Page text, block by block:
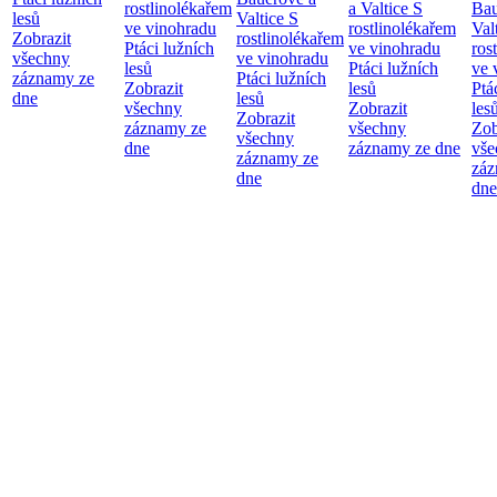
lesů
Zobrazit
všechny
záznamy ze
dne
rostlinolékařem
ve vinohradu
Ptáci lužních
lesů
Zobrazit
všechny
záznamy ze
dne
Valtice S
rostlinolékařem
ve vinohradu
Ptáci lužních
lesů
Zobrazit
všechny
záznamy ze
dne
a Valtice S
rostlinolékařem
ve vinohradu
Ptáci lužních
lesů
Zobrazit
všechny
záznamy ze dne
ve
dne